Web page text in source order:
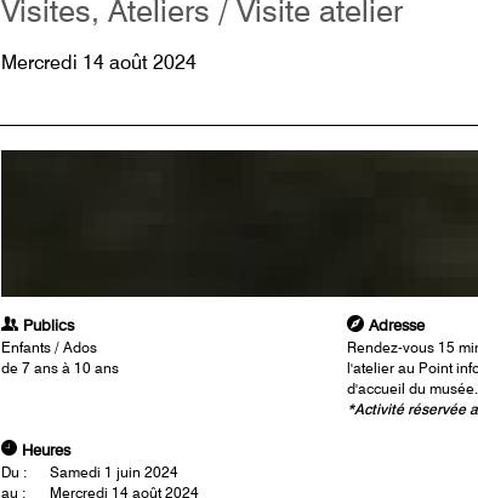
Visites, Ateliers / Visite atelier
Mercredi 14 août 2024
Publics
Enfants / Ados
de 7 ans à 10 ans
Adresse
Rendez-vous 15
l'atelier au Point
d'accueil du musée.
*Activité réservée
Heures
Du :
Samedi 1 juin 2024
au :
Mercredi 14 août 2024